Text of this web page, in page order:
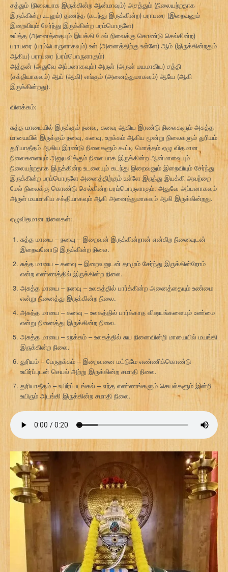
சத்தும் (நிலையாக இருக்கின்ற ஆன்மாவும்) அசத்தும் (நிலையற்றதாக
இருக்கின்ற உடலும்) தணந்த (கடந்து இருக்கின்ற) பராபரை (இறைவனும்
இறைவியும் சேர்ந்து இருக்கின்ற பரம்பொருளே)
உய்த்த (அனைத்தையும் இயக்கி மேல் நிலைக்கு கொண்டு செல்கின்ற)
பராபரை (பரம்பொருளாகவும்) உள் (அனைத்திற்கு உள்ளே) ஆம் (இருக்கின்றதும்
ஆகிய) பராபரை (பரம்பொருளாகும்)
அத்தன் (அதுவே அப்பனாகவும்) அருள் (அருள் மயமாகிய) சத்தி
(சக்தியாகவும்) ஆய் (ஆகி) எங்கும் (அனைத்துமாகவும்) ஆயே (ஆகி
இருக்கின்றது).
விளக்கம்:
சுத்த மாயையில் இருக்கும் நனவு, கனவு ஆகிய இரண்டு நிலைகளும் அசுத்த
மாயையில் இருக்கும் நனவு, கனவு, உறக்கம் ஆகிய மூன்று நிலைகளும் துரியம்
துரியாதீதம் ஆகிய இரண்டு நிலைகளும் கூட்டி மொத்தம் ஏழு விதமான
நிலைகளையும் அனுபவிக்கும் நிலையாக இருக்கின்ற ஆன்மாவையும்
நிலையற்றதாக இருக்கின்ற உடலையும் கடந்து இறைவனும் இறைவியும் சேர்ந்து
இருக்கின்ற பரம்பொருளே அனைத்திற்கும் உள்ளே இருந்து இயக்கி அவற்றை
மேல் நிலைக்கு கொண்டு செல்கின்ற பரம்பொருளாகும். அதுவே அப்பனாகவும்
அருள் மயமாகிய சக்தியாகவும் ஆகி அனைத்துமாகவும் ஆகி இருக்கின்றது.
ஏழுவிதமான நிலைகள்:
சுத்த மாயை – நனவு – இறைவன் இருக்கின்றான் என்கிற நினைவுடன்
இறைவனோடு இருக்கின்ற நிலை.
சுத்த மாயை – கனவு – இறைவனுடன் தாமும் சேர்ந்து இருக்கின்றோம்
என்ற எண்ணத்தில் இருக்கின்ற நிலை.
அசுத்த மாயை – நனவு – உலகத்தில் பார்க்கின்ற அனைத்தையும் உண்மை
என்று நினைத்து இருக்கின்ற நிலை.
அசுத்த மாயை – கனவு – உலகத்தில் பார்க்காத விஷயங்களையும் உண்மை
என்று நினைத்து இருக்கின்ற நிலை.
அசுத்த மாயை – உறக்கம் – உலகத்தில் சுய நினைவின்றி மாயையில் மயங்கி
இருக்கின்ற நிலை.
துரியம் – பேருறக்கம் – இறைவனை மட்டுமே எண்ணிக்கொண்டு
உயிர்ப்புடன் செயல் அற்று இருக்கின்ற சமாதி நிலை.
துரியாதீதம் – உயிர்ப்படங்கல் – எந்த எண்ணங்களும் செயல்களும் இன்றி
உயிரும் அடங்கி இருக்கின்ற சமாதி நிலை.